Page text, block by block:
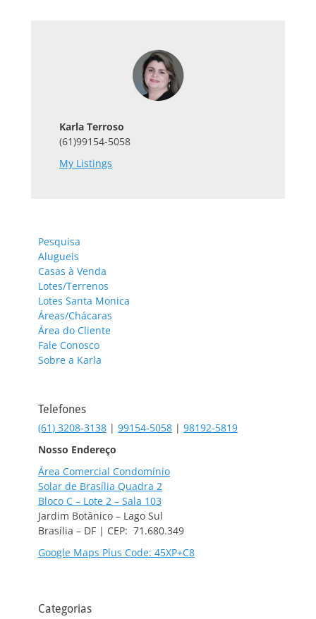
Karla Terroso
(61)99154-5058
My Listings
Pesquisa
Alugueis
Casas à Venda
Lotes/Terrenos
Lotes Santa Monica
Áreas/Chácaras
Área do Cliente
Fale Conosco
Sobre a Karla
Telefones
(61) 3208-3138 | 99154-5058 | 98192-5819
Nosso Endereço
Área Comercial Condomínio
Solar de Brasília Quadra 2
Bloco C – Lote 2 – Sala 103
Jardim Botânico – Lago Sul
Brasília – DF | CEP: 71.680.349
Google Maps Plus Code: 45XP+C8
Categorias